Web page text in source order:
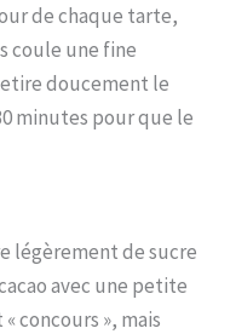
de chaque tarte,
coule une fine
doucement le
minutes pour que le
légèrement de sucre
avec une petite
concours », mais